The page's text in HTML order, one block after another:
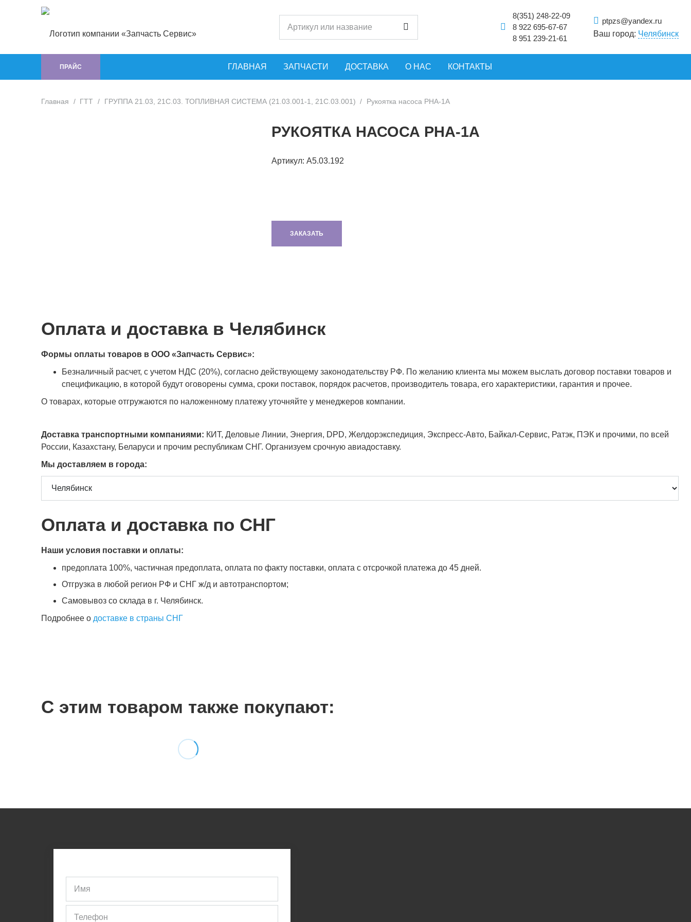
8(351) 248-22-09
8 922 695-67-67
8 951 239-21-61
ptpzs@yandex.ru
Ваш город: Челябинск
ПРАЙС ГЛАВНАЯ ЗАПЧАСТИ ДОСТАВКА О НАС КОНТАКТЫ
Главная / ГTT / ГРУППА 21.03, 21С.03. ТОПЛИВНАЯ СИСТЕМА (21.03.001-1, 21С.03.001) / Рукоятка насоса РНА-1А
РУКОЯТКА НАСОСА РНА-1А
Артикул: А5.03.192
ЗАКАЗАТЬ
Оплата и доставка в Челябинск
Формы оплаты товаров в ООО «Запчасть Сервис»:
Безналичный расчет, с учетом НДС (20%), согласно действующему законодательству РФ. По желанию клиента мы можем выслать договор поставки товаров и
спецификацию, в которой будут оговорены сумма, сроки поставок, порядок расчетов, производитель товара, его характеристики, гарантия и прочее.
О товарах, которые отгружаются по наложенному платежу уточняйте у менеджеров компании.
Доставка транспортными компаниями: КИТ, Деловые Линии, Энергия, DPD, Желдорэкспедиция, Экспресс-Авто, Байкал-Сервис, Ратэк, ПЭК и прочими, по всей
России, Казахстану, Беларуси и прочим республикам СНГ. Организуем срочную авиадоставку.
Мы доставляем в города:
Оплата и доставка по СНГ
Наши условия поставки и оплаты:
предоплата 100%, частичная предоплата, оплата по факту поставки, оплата с отсрочкой платежа до 45 дней.
Отгрузка в любой регион РФ и СНГ ж/д и автотранспортом;
Самовывоз со склада в г. Челябинск.
Подробнее о доставке в страны СНГ
С этим товаром также покупают: